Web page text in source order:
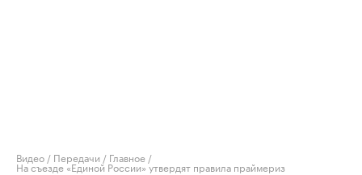
Видео / Передачи / Главное /
На съезде «Единой России» утвердят правила праймериз